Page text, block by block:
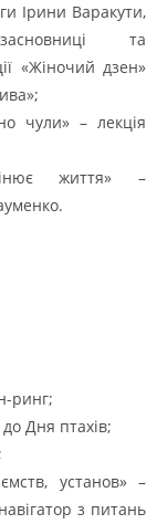
Ірини Варакути,
та
«Жіночий дзен»
чули» – лекція
життя» –
ринг;
Дня птахів;
установ» –
з питань